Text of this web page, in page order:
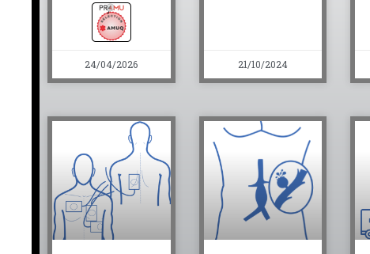
24/04/2026 21/10/2024